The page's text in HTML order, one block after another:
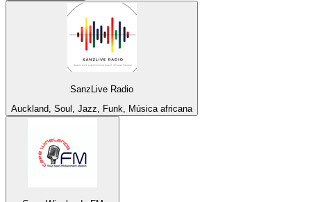
SanzLive Radio
Auckland, Soul, Jazz, Funk, Música africana